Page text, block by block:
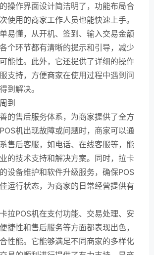
操作界面设计简洁明了，功能布局合
使用的商家工作人员也能快速上手。
易懂，从开机、签到、输入交易金额
个环节都有清晰的提示和引导，减少
能性。此外，它还提供了详细的操作
支持，方便商家在使用过程中遇到问
到解决。
到
的售后服务体系，为商家提供了全方
机出现故障或问题时，商家可以通
售后客服，如电话、在线客服等，能
的技术支持和解决方案。同时，拉卡
设备维护和软件升级服务，确保POS
运行状态，为商家的日常经营提供有
拉POS机在支付功能、交易处理、安
捷性和售后服务等方面都表现出色，
性能。它能够满足不同商家的多样化